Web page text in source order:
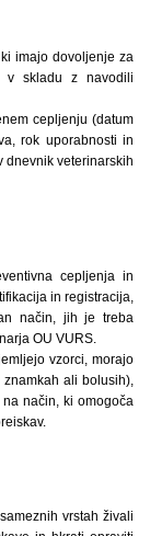
imajo dovoljenje za
v skladu z navodili
cepljenju (datum
rok uporabnosti in
dnevnik veterinarskih
cepljenja in
in registracija,
način, jih je treba
OU VURS.
vzorci, morajo
ali bolusih),
način, ki omogoča
vrstah živali